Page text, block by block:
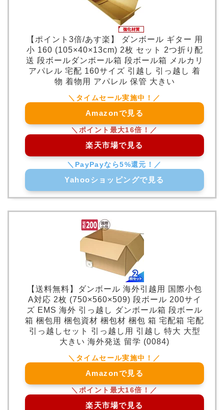
【ポイント3倍/あす楽】 ダンボール ギター 用
小 160 (105×40×13cm) 2枚 セット 2つ折り配
送 段ボールダンボール箱 段ボール箱 メルカリ
アパレル 宅配 160サイズ 引越し 引っ越し 着
物 着物用 アパレル 保管 大きい
Amazonで見る
楽天市場で見る
Yahooショッピングで見る
【送料無料】ダンボール 海外引越用 国際小包
A対応 2枚 (750×560×509) 段ボール 200サイ
ズ EMS 海外 引っ越し ダンボール箱 段ボール
箱 梱包用 梱包資材 梱包材 梱包 箱 宅配箱 宅配
引っ越しセット 引っ越し用 引越し 特大 大型
大きい 海外発送 留学 (0084)
Amazonで見る
楽天市場で見る